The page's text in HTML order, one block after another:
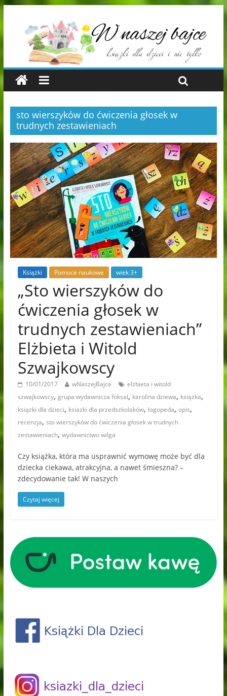
sto wierszyków do ćwiczenia głosek w
trudnych zestawieniach
Książki Pomoce naukowe wiek 3+
„Sto wierszyków do
ćwiczenia głosek w
trudnych zestawieniach”
Elżbieta i Witold
Szwajkowscy
10/01/2017 wNaszejBajce
elżbieta i witold
szwajkowscy, grupa wydawnicza foksal, karolina dziewa, książka,
książki dla dzieci, ksiazki dla przedszkolaków, logopeda, opis,
recenzja, sto wierszyków do ćwiczenia głosek w trudnych
zestawieniach, wydawnictwo wilga
Czy książka, która ma usprawnić wymowę może być dla
dziecka ciekawa, atrakcyjna, a nawet śmieszna? –
zdecydowanie tak! W naszych
Czytaj więcej